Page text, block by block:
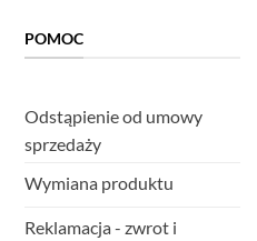
POMOC
Odstąpienie od umowy
sprzedaży
Wymiana produktu
Reklamacja - zwrot i